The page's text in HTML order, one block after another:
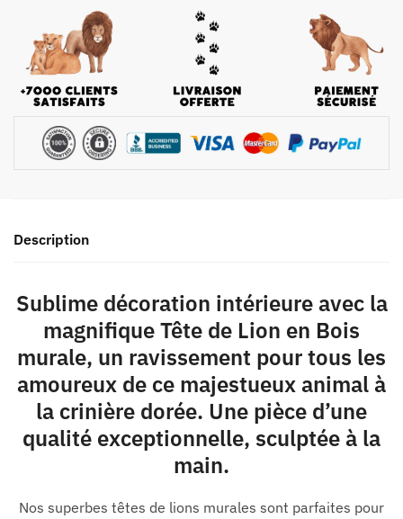
Description
Sublime décoration intérieure avec la
magnifique Tête de Lion en Bois
murale, un ravissement pour tous les
amoureux de ce majestueux animal à
la crinière dorée. Une pièce d’une
qualité exceptionnelle, sculptée à la
main.
Nos superbes têtes de lions murales sont parfaites pour